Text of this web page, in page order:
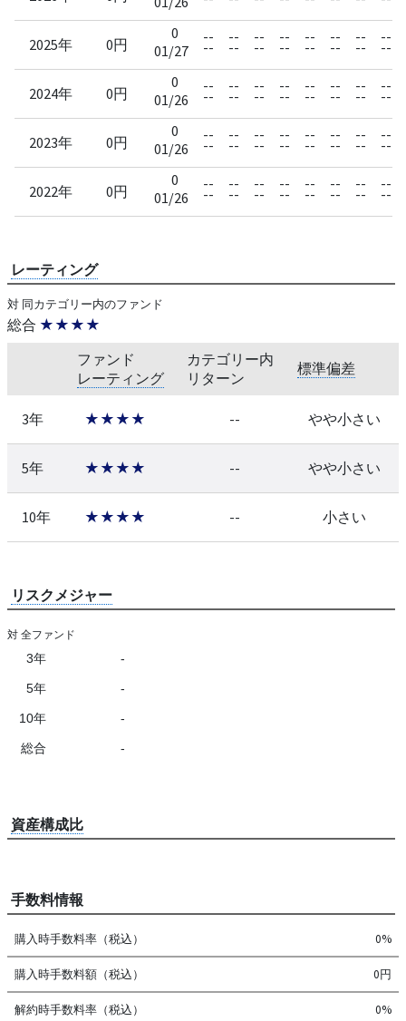
2025年 0円
0
01/27
--
--
--
--
--
--
--
--
--
--
--
--
--
--
--
--
2024年 0円
0
01/26
--
--
--
--
--
--
--
--
--
--
--
--
--
--
--
--
2023年 0円
0
01/26
--
--
--
--
--
--
--
--
--
--
--
--
--
--
--
--
2022年 0円
0
01/26
--
--
--
--
--
--
--
--
--
--
--
--
--
--
--
--
レーティング
対 同カテゴリー内のファンド
総合 ★★★★
ファンド
レーティング
カテゴリー内
リターン
標準偏差
3年 ★★★★ -- やや小さい
5年 ★★★★ -- やや小さい
10年 ★★★★ -- 小さい
リスクメジャー
対 全ファンド
3年 -
5年 -
10年 -
総合 -
資産構成比
手数料情報
購入時手数料率（税込） 0%
購入時手数料額（税込） 0円
解約時手数料率（税込） 0%